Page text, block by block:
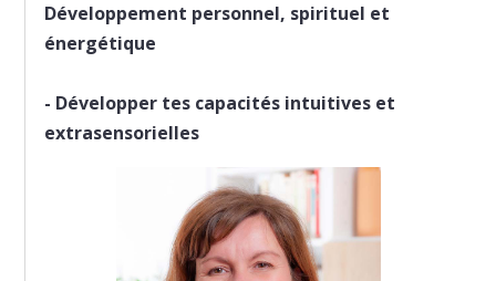
Développement personnel, spirituel et
énergétique
- Développer tes capacités intuitives et
extrasensorielles